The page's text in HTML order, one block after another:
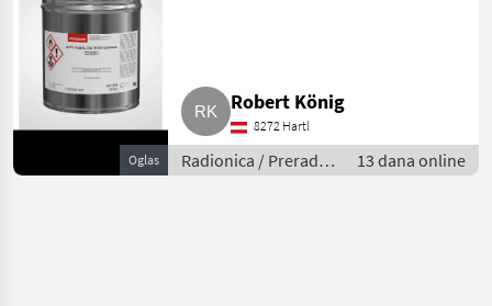
Oglas
Robert König
8272 Hartl
Radionica / Prerada
metala
13 dana online